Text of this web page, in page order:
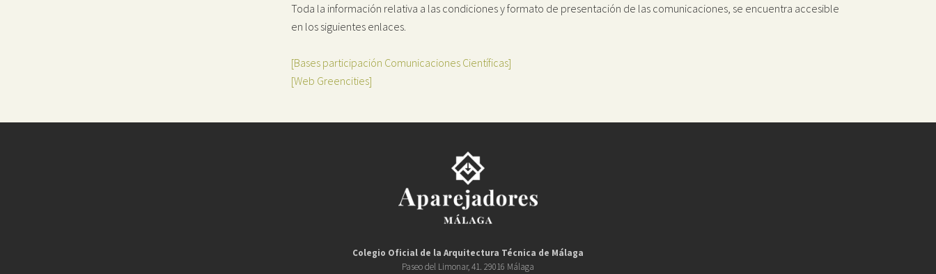
Toda la información relativa a las condiciones y formato de presentación de las comunicaciones, se encuentra accesible
en los siguientes enlaces.
[Bases participación Comunicaciones Científicas]
[Web Greencities]
Colegio Oficial de la Arquitectura Técnica de Málaga
Paseo del Limonar, 41. 29016 Málaga